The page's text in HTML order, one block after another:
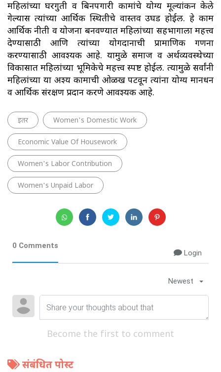
महिलांच्या घरगुती व बिनपगारी कामांचे योग्य मूल्यांकन केले
गेल्यास त्यांच्या आर्थिक स्थितीचे वास्तव उघड होईल. हे काम
आर्थिक नीती व योजना बनवण्यात महिलांच्या सहभागाला महत्त्व
देण्यासाठी आणि त्यांच्या योगदानाची प्रामाणिक गणना
करण्यासाठी आवश्यक आहे. यामुळे समाज व अर्थव्यवस्थेच्या
विकासात महिलांच्या भूमिकेचे महत्त्व स्पष्ट होईल. त्यामुळे सर्वांनी
महिलांच्या या अदृश्य कामाची ओळख पटवून त्यांना योग्य मानधन
व आर्थिक संरक्षण प्रदान करणे आवश्यक आहे.
इतर Women's Domestic Work
Economic Value Of Housework
Women's Labor Contribution
Women's Unpaid Labor
0 Comments
Login
Newest
Become the first to comment
संबंधित पोस्ट